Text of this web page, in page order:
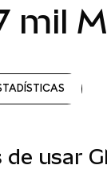
mil
de usar